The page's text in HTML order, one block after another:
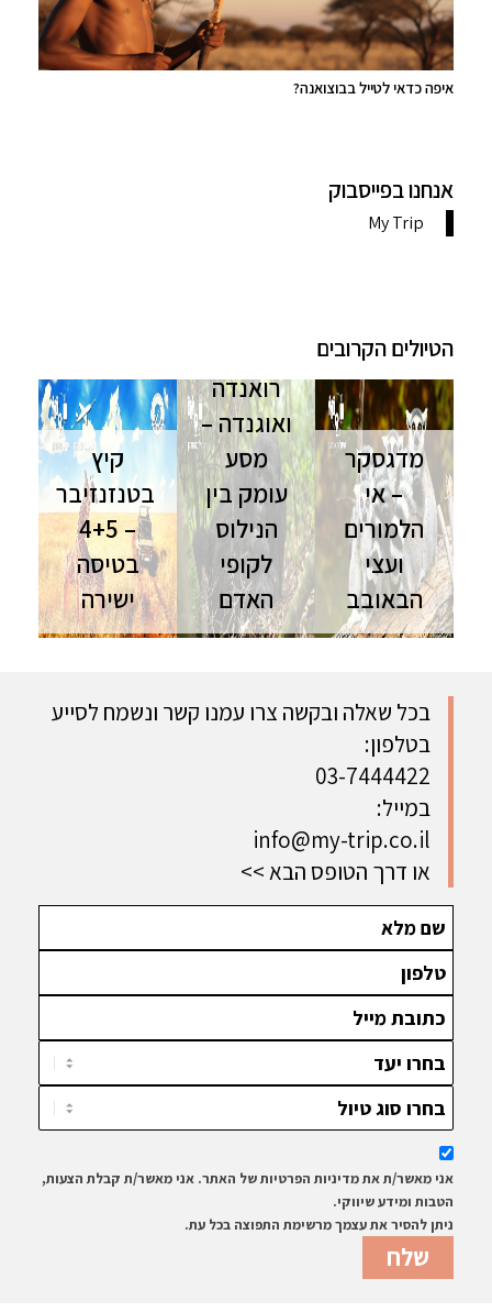
איפה כדאי לטייל בבוצואנה?
אנחנו בפייסבוק
הטיולים הקרובים
מדגסקר
– אי
הלמורים
ועצי
הבאובב
טיול
מסע קסום
בין חיות
ונופים
מכושפים -
ההרשמה
הסתיימה
רואנדה
ואוגנדה –
מסע
עומק בין
הנילוס
לקופי
האדם
רואנדה
נוב' מסע
מרגש אל לב
קיץ
בטנזנזיבר
– 4+5
בטיסה
ישירה
טנזניה
| אוגוסט
השילוב
אני מאשר/ת את מדיניות הפרטיות של האתר. אני מאשר/ת קבלת הצעות,
הטבות ומידע שיווקי.
ניתן להסיר את עצמך מרשימת התפוצה בכל עת.
בכל שאלה ובקשה צרו עמנו קשר ונשמח לסייע
בטלפון:
03-7444422
במייל:
info@my-trip.co.il
או דרך הטופס הבא >>